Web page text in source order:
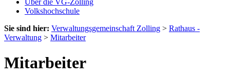
Über die VG-Zolling
Volkshochschule
Sie sind hier: Verwaltungsgemeinschaft Zolling > Rathaus -
Verwaltung > Mitarbeiter
Mitarbeiter